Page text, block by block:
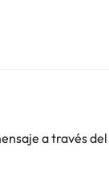
a través del